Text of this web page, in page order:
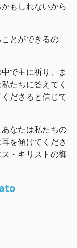
もしれないから
とができるの
で主に祈り、ま
たちに答えてく
ださると信じて
なたは私たちの
を傾けてくださ
・キリストの御